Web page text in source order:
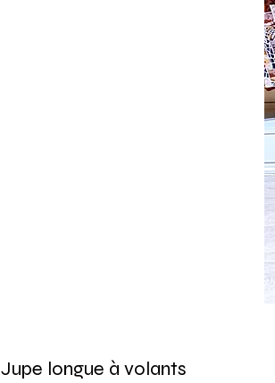
Jupe longue à volants